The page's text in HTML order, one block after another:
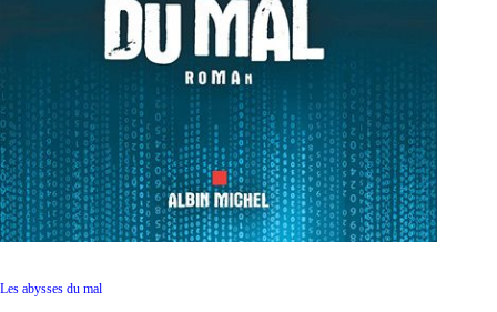
Les abysses du mal